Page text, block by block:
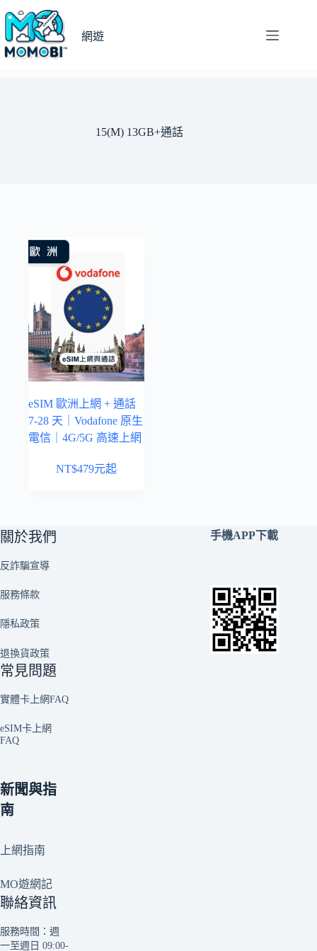
跳
主
要
網遊
15(M) 13GB+通話
eSIM 歐洲上網 + 通話
7-28 天｜Vodafone 原生
電信｜4G/5G 高速上網
NT$479元起
關於我們
反詐騙宣導
服務條款
隱私政策
退換貨政策
常見問題
實體卡上網FAQ
eSIM卡上網
FAQ
新聞與指
南
上網指南
MO遊網記
聯絡資訊
服務時間：週
一至週日 09:00-
手機APP下載